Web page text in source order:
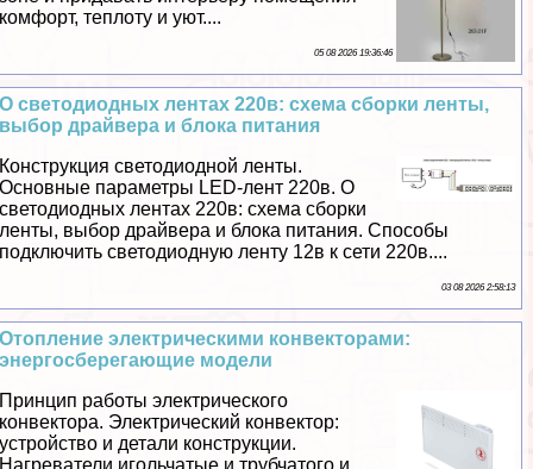
комфорт, теплоту и уют....
05 08 2026 19:36:46
О светодиодных лентах 220в: схема сборки ленты,
выбор драйвера и блока питания
Конструкция светодиодной ленты.
Основные параметры LED-лент 220в. О
светодиодных лентах 220в: схема сборки
ленты, выбор драйвера и блока питания. Способы
подключить светодиодную ленту 12в к сети 220в....
03 08 2026 2:58:13
Отопление электрическими конвекторами:
энергосберегающие модели
Принцип работы электрического
конвектора. Электрический конвектор:
устройство и детали конструкции.
Нагреватели игольчатые и трубчатого и